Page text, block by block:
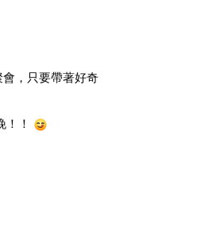
，只要帶著好奇
！